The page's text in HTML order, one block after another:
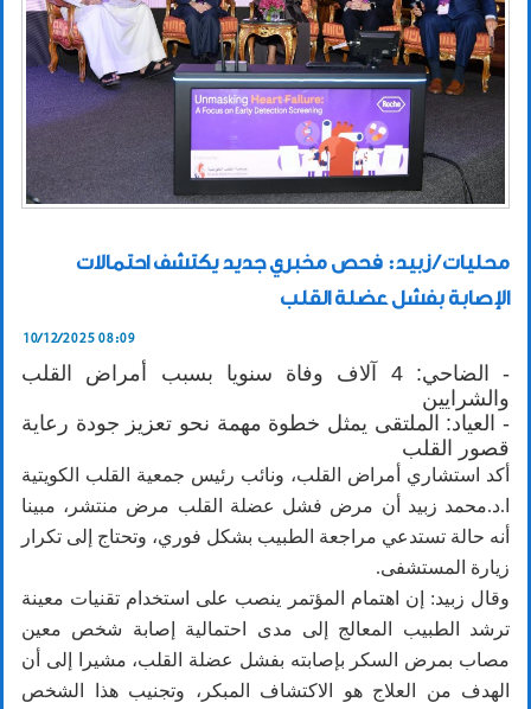
محليات / زبيد: فحص مخبري جديد يكتشف احتمالات
الإصابة بفشل عضلة القلب
10/12/2025 08:09
- الضاحي: 4 آلاف وفاة سنويا بسبب أمراض القلب
والشرايين
- العياد: الملتقى يمثل خطوة مهمة نحو تعزيز جودة رعاية
قصور القلب
أكد استشاري أمراض القلب، ونائب رئيس جمعية القلب الكويتية
ا.د.محمد زبيد أن مرض فشل عضلة القلب مرض منتشر، مبينا
أنه حالة تستدعي مراجعة الطبيب بشكل فوري، وتحتاج إلى تكرار
زيارة المستشفى.
وقال زبيد: إن اهتمام المؤتمر ينصب على استخدام تقنيات معينة
ترشد الطبيب المعالج إلى مدى احتمالية إصابة شخص معين
مصاب بمرض السكر بإصابته بفشل عضلة القلب، مشيرا إلى أن
الهدف من العلاج هو الاكتشاف المبكر، وتجنيب هذا الشخص